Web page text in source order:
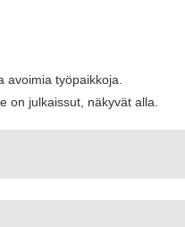
avoimia työpaikkoja.
on julkaissut, näkyvät alla.